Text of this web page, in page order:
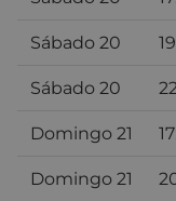
Sábado 20
Sábado 20
Domingo 21
Domingo 21